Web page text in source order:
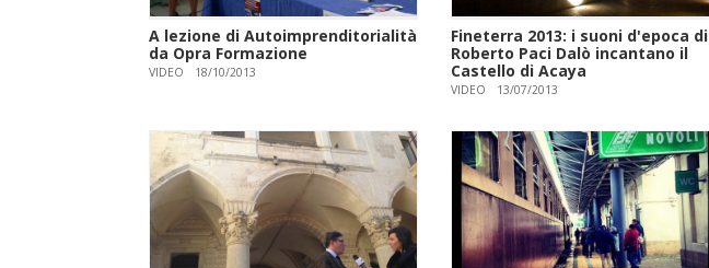
A lezione di Autoimprenditorialità
da Opra Formazione
VIDEO 18/10/2013
Fineterra 2013: i suoni d'epoca di
Roberto Paci Dalò incantano il
Castello di Acaya
VIDEO 13/07/2013